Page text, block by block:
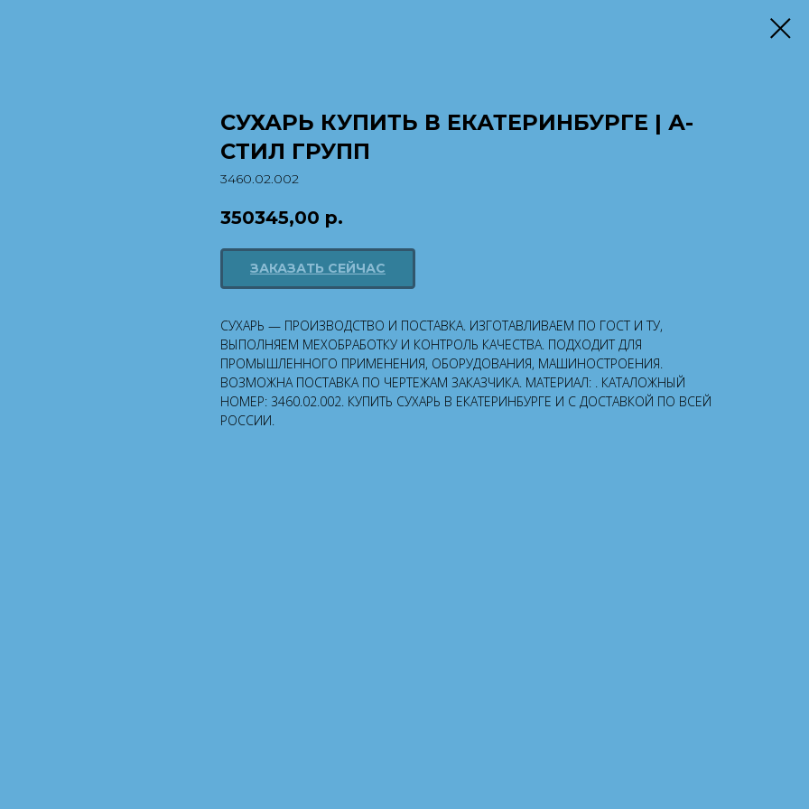
СУХАРЬ КУПИТЬ В ЕКАТЕРИНБУРГЕ | А-
СТИЛ ГРУПП
3460.02.002
350345,00 р.
ЗАКАЗАТЬ СЕЙЧАС
СУХАРЬ — ПРОИЗВОДСТВО И ПОСТАВКА. ИЗГОТАВЛИВАЕМ ПО ГОСТ И ТУ,
ВЫПОЛНЯЕМ МЕХОБРАБОТКУ И КОНТРОЛЬ КАЧЕСТВА. ПОДХОДИТ ДЛЯ
ПРОМЫШЛЕННОГО ПРИМЕНЕНИЯ, ОБОРУДОВАНИЯ, МАШИНОСТРОЕНИЯ.
ВОЗМОЖНА ПОСТАВКА ПО ЧЕРТЕЖАМ ЗАКАЗЧИКА. МАТЕРИАЛ: . КАТАЛОЖНЫЙ
НОМЕР: 3460.02.002. КУПИТЬ СУХАРЬ В ЕКАТЕРИНБУРГЕ И С ДОСТАВКОЙ ПО ВСЕЙ
РОССИИ.